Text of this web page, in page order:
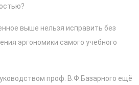
выше нельзя исправить без
эргономики самого учебного
проф. В.Ф.Базарного ещё